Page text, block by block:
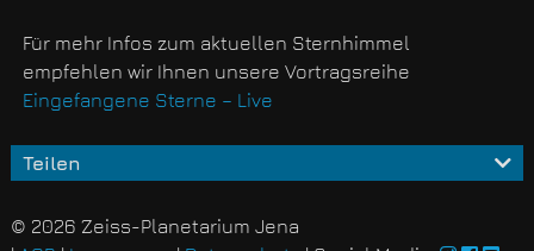
Für mehr Infos zum aktuellen Sternhimmel
empfehlen wir Ihnen unsere Vortragsreihe
Eingefangene Sterne – Live
Teilen
© 2026 Zeiss-Planetarium Jena